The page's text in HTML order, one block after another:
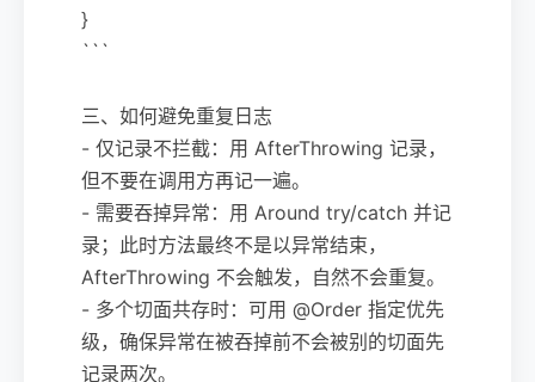
}
```
三、如何避免重复日志
- 仅记录不拦截：用 AfterThrowing 记录，
但不要在调用方再记一遍。
- 需要吞掉异常：用 Around try/catch 并记
录；此时方法最终不是以异常结束，
AfterThrowing 不会触发，自然不会重复。
- 多个切面共存时：可用 @Order 指定优先
级，确保异常在被吞掉前不会被别的切面先
记录两次。